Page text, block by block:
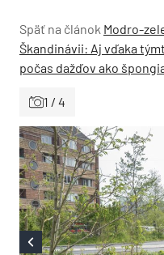
Späť na článok Modro-
Škandinávii: Aj vďaka
počas dažďov ako
1 / 4